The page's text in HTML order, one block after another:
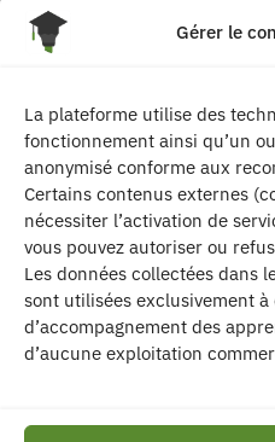
Gérer le
La plateforme utilise des
fonctionnement ainsi qu’un
anonymisé conforme aux
Certains contenus externes
nécessiter l’activation de
vous pouvez autoriser ou
Les données collectées dans
sont utilisées exclusivement
d’accompagnement des
d’aucune exploitation
4 Rue
| Les